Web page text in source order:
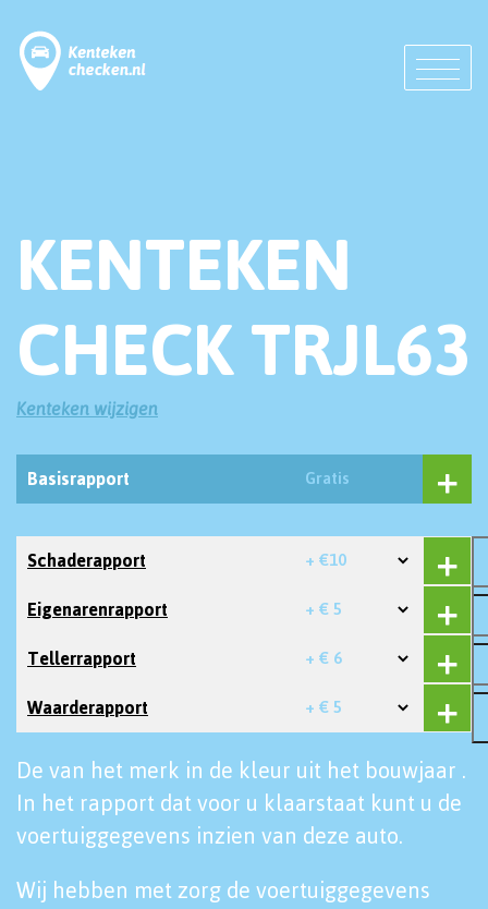
KENTEKEN
CHECK TRJL63
Kenteken wijzigen
Basisrapport Gratis
Schaderapport + €10
Eigenarenrapport + € 5
Tellerrapport + € 6
Waarderapport + € 5
De van het merk in de kleur uit het bouwjaar .
In het rapport dat voor u klaarstaat kunt u de
voertuiggegevens inzien van deze auto.
Wij hebben met zorg de voertuiggegevens